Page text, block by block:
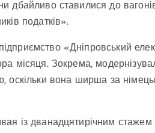
дбайливо ставилися до
податків».
«Дніпровський
місяця. Зокрема,
оскільки вона ширша за
із дванадцятирічним